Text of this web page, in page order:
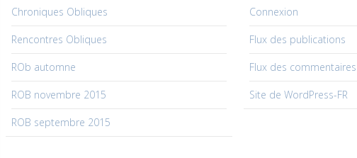
Chroniques Obliques
Rencontres Obliques
ROb automne
ROB novembre 2015
ROB septembre 2015
Connexion
Flux des publications
Flux des commentaires
Site de WordPress-FR